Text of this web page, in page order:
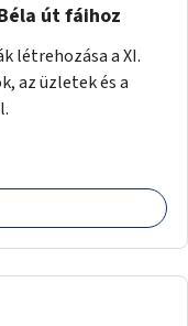
út fáihoz
létrehozása a XI.
az üzletek és a